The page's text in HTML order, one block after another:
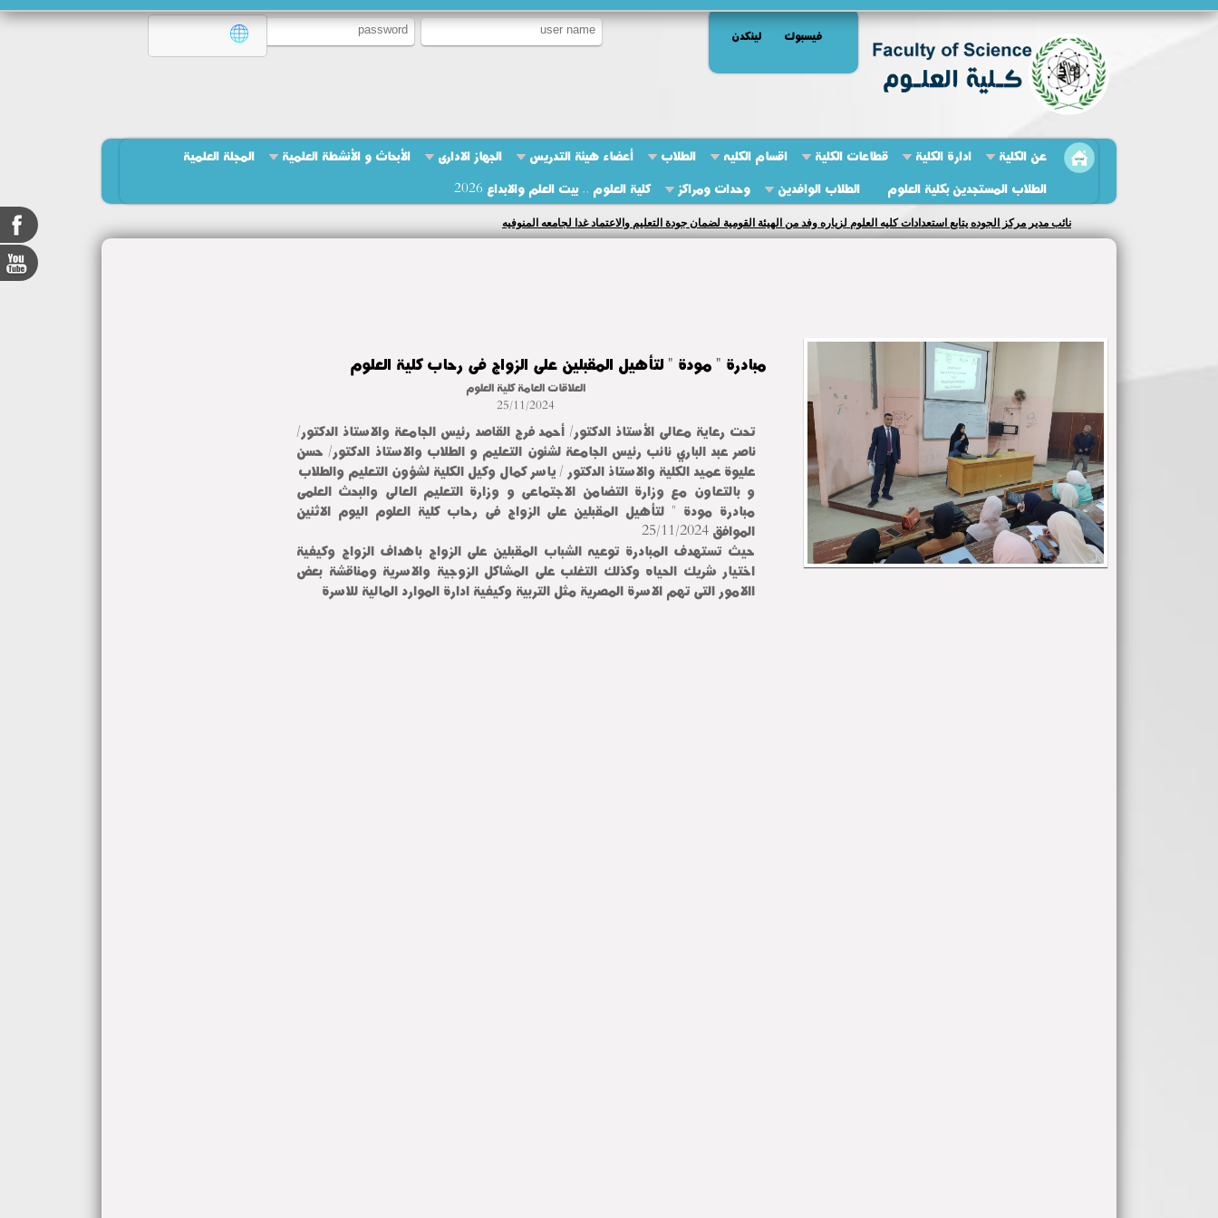
فيسبوك لينكدن
عن الكلية ادارة الكلية قطاعات الكلية اقسام الكليه الطلاب أعضاء هيئة التدريس الجهاز الادارى الأبحاث و الأنشطة العلمية
المجلة العلمية
الطلاب المستجدين بكلية العلوم
الطلاب الوافدين وحدات ومراكز كلية العلوم .. بيت العلم والابداع 2026
نائب مدير مركز الجوده يتابع استعدادات كليه العلوم لزياره وفد من الهيئة القومية لضمان جودة التعليم والاعتماد غدا لجامعه المنوفيه
مبادرة " مودة " لتأهيل المقبلين على الزواج فى رحاب كلية العلوم
العلاقات العامة كلية العلوم
25/11/2024
تحت رعاية معالى الأستاذ الدكتور/ أحمد فرج القاصد رئيس الجامعة والاستاذ الدكتور/
ناصر عبد الباري نائب رئيس الجامعة لشئون التعليم و الطلاب والاستاذ الدكتور/ حسن
عليوة عميد الكلية والاستاذ الدكتور / ياسر كمال وكيل الكلية لشؤون التعليم والطلاب
و بالتعاون مع وزارة التضامن الاجتماعى و وزارة التعليم العالى والبحث العلمى
مبادرة مودة " لتأهيل المقبلين على الزواج فى رحاب كلية العلوم اليوم الاثنين
الموافق 25/11/2024
حيث تستهدف المبادرة توعيه الشباب المقبلين على الزواج باهداف الزواج وكيفية
اختيار شريك الحياه وكذلك التغلب على المشاكل الزوجية والاسرية ومناقشة بعض
االامور التى تهم الاسرة المصرية مثل التربية وكيفية ادارة الموارد المالية للاسرة